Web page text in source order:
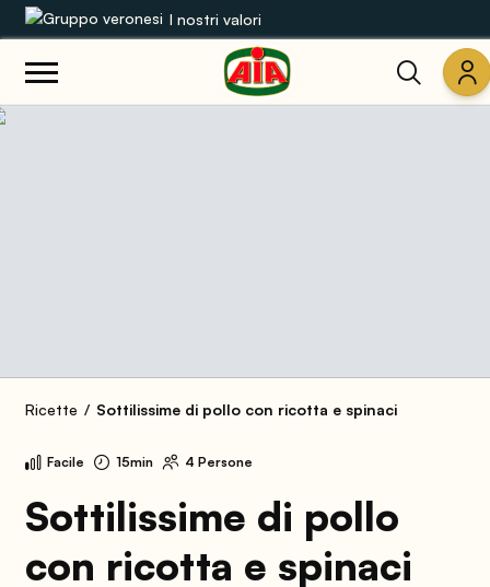
I nostri valori
Le nostre gamme
Mondo AIA
Ricette Sottilissime di pollo con ricotta e spinaci
Facile 15min 4 Persone
Sottilissime di pollo
con ricotta e spinaci